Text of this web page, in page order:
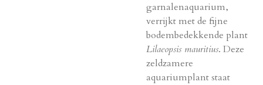
garnalenaquarium,
verrijkt met de fijne
bodembedekkende plant
Lilaeopsis mauritius. Deze
zeldzamere
aquariumplant staat